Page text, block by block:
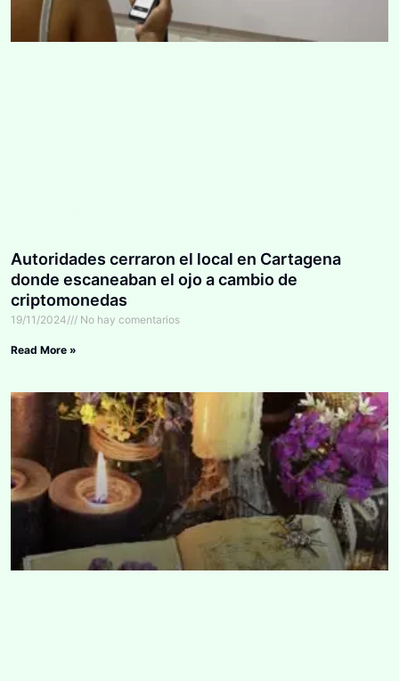
Autoridades cerraron el local en Cartagena
donde escaneaban el ojo a cambio de
criptomonedas
19/11/2024 No hay comentarios
Read More »